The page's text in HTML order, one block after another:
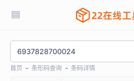
首页 条形码查询 条码详情